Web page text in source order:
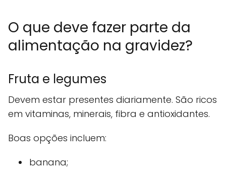
O que deve fazer parte da
alimentação na gravidez?
Fruta e legumes
Devem estar presentes diariamente. São ricos
em vitaminas, minerais, fibra e antioxidantes.
Boas opções incluem:
banana;